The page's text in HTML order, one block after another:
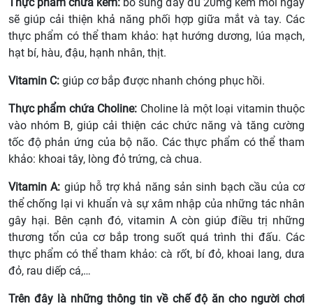
sẽ giúp cải thiện khả năng phối hợp giữa mắt và tay. Các
thực phẩm có thể tham khảo: hạt hướng dương, lúa mạch,
hạt bí, hàu, đậu, hạnh nhân, thịt.
Vitamin C: giúp cơ bắp được nhanh chóng phục hồi.
Thực phẩm chứa Choline: Choline là một loại vitamin thuộc
vào nhóm B, giúp cải thiện các chức năng và tăng cường
tốc độ phản ứng của bộ não. Các thực phẩm có thể tham
khảo: khoai tây, lòng đỏ trứng, cà chua.
Vitamin A: giúp hỗ trợ khả năng sản sinh bạch cầu của cơ
thể chống lại vi khuẩn và sự xâm nhập của những tác nhân
gây hại. Bên cạnh đó, vitamin A còn giúp điều trị những
thương tổn của cơ bắp trong suốt quá trình thi đấu. Các
thực phẩm có thể tham khảo: cà rốt, bí đỏ, khoai lang, dưa
đỏ, rau diếp cá,…
Trên đây là những thông tin về chế độ ăn cho người chơi